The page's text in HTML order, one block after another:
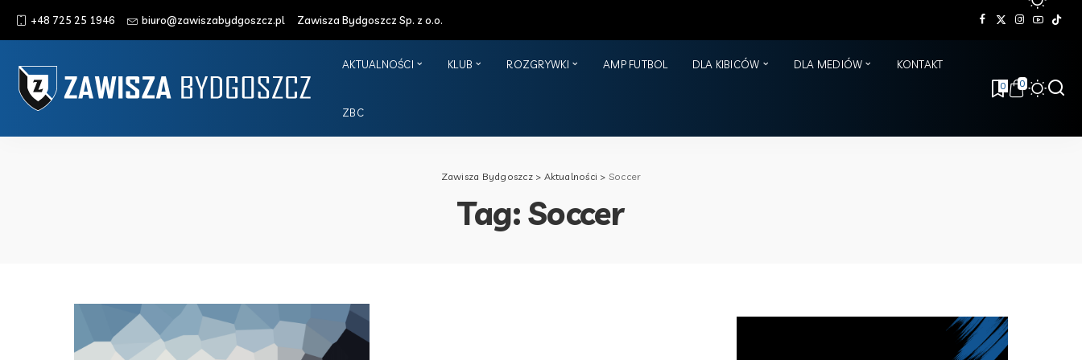
+48 725 25 1946 biuro@zawiszabydgoszcz.pl Zawisza Bydgoszcz Sp. z o.o.
AKTUALNOŚCI KLUB ROZGRYWKI AMP FUTBOL DLA KIBICÓW DLA MEDIÓW KONTAKT
ZBC
0 0
Zawisza Bydgoszcz> Aktualności > Soccer
Tag: Soccer